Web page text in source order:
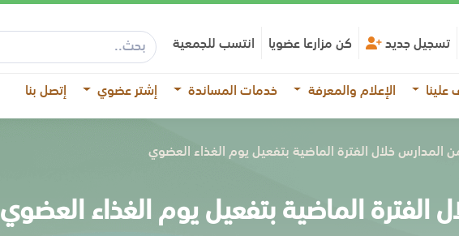
تسجيل جديد كن مزارعا عضويا انتسب للجمعية
الإعلام والمعرفة خدمات المساندة إشتر عضوي إتصل بنا
خلال الفترة الماضية بتفعيل يوم الغذاء العضوي
الماضية بتفعيل يوم الغذاء العضوي